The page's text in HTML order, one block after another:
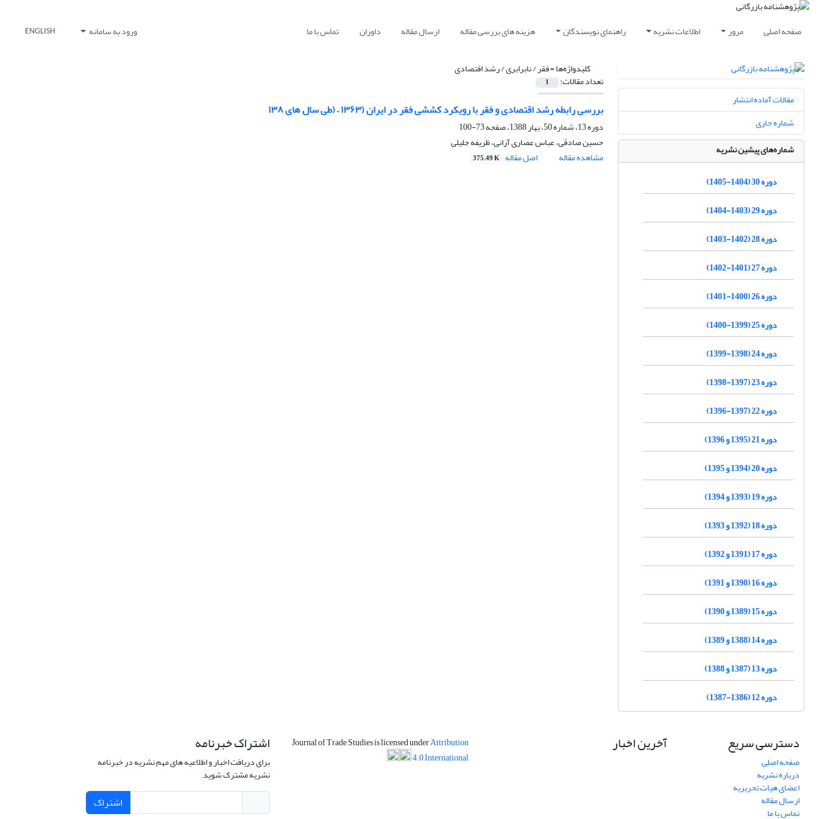
صفحه اصلی مرور اطلاعات نشریه راهنمای نویسندگان هزینه های بررسی مقاله ارسال مقاله داوران تماس با ما ورود به سامانه ENGLISH
کلیدواژه‌ها =فقر / نابرابری / رشد اقتصادی
تعداد مقالات: 1
بررسی رابطه رشد اقتصادی و فقر با رویکرد کششی فقر در ایران (۱۳۶۳ – (طی سال های ۱۳۸
دوره 13، شماره 50، بهار 1388، صفحه
73-100
حسین صادقی، عباس عصاری آرانی، ظریفه جلیلی
مشاهده مقاله
اصل مقاله 375.49 K
مقالات آماده انتشار
شماره جاری
شماره‌های پیشین نشریه
دوره 30 (1404-1405)
دوره 29 (1403-1404)
دوره 28 (1402-1403)
دوره 27 (1401-1402)
دوره 26 (1400-1401)
دوره 25 (1399-1400)
دوره 24 (1398-1399)
دوره 23 (1397-1398)
دوره 22 (1397-1396)
دوره 21 (1395 و 1396)
دوره 20 (1394 و 1395)
دوره 19 (1393 و 1394)
دوره 18 (1392 و 1393)
دوره 17 (1391 و 1392)
دوره 16 (1390 و 1391)
دوره 15 (1389 و 1390)
دوره 14 (1388 و 1389)
دوره 13 (1387 و 1388)
دوره 12 (1386-1387)
دسترسی سریع
صفحه اصلی
درباره نشریه
اعضای هیات تحریریه
ارسال مقاله
تماس با ما
آخرین اخبار Journal of Trade Studies is licensed underAttribution
4.0 International
اشتراک خبرنامه
برای دریافت اخبار و اطلاعیه های مهم نشریه در خبرنامه
نشریه مشترک شوید.
اشتراک